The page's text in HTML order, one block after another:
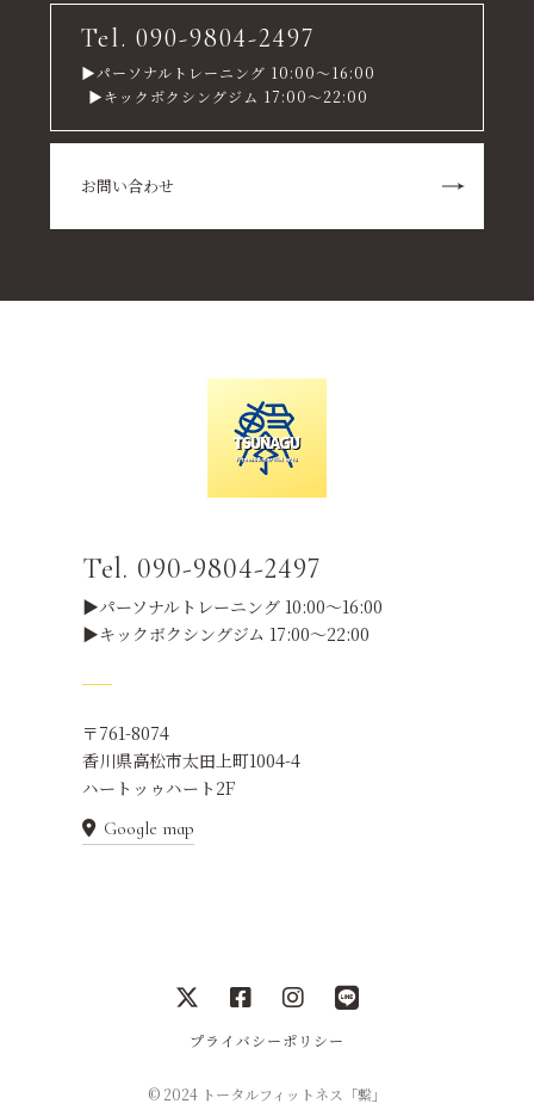
Tel. 090-9804-2497
▶パーソナルトレーニング 10:00～16:00
▶キックボクシングジム 17:00～22:00
お問い合わせ
Tel. 090-9804-2497
▶パーソナルトレーニング 10:00～16:00
▶キックボクシングジム 17:00～22:00
〒761-8074
香川県高松市太田上町1004-4
ハートッゥハート2F
Google map
プライバシーポリシー
© 2024 トータルフィットネス「繋」